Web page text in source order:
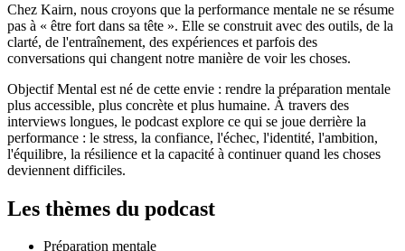
Chez Kairn, nous croyons que la performance mentale ne se résume
pas à « être fort dans sa tête ». Elle se construit avec des outils, de la
clarté, de l'entraînement, des expériences et parfois des
conversations qui changent notre manière de voir les choses.
Objectif Mental est né de cette envie : rendre la préparation mentale
plus accessible, plus concrète et plus humaine. À travers des
interviews longues, le podcast explore ce qui se joue derrière la
performance : le stress, la confiance, l'échec, l'identité, l'ambition,
l'équilibre, la résilience et la capacité à continuer quand les choses
deviennent difficiles.
Les thèmes du podcast
Préparation mentale